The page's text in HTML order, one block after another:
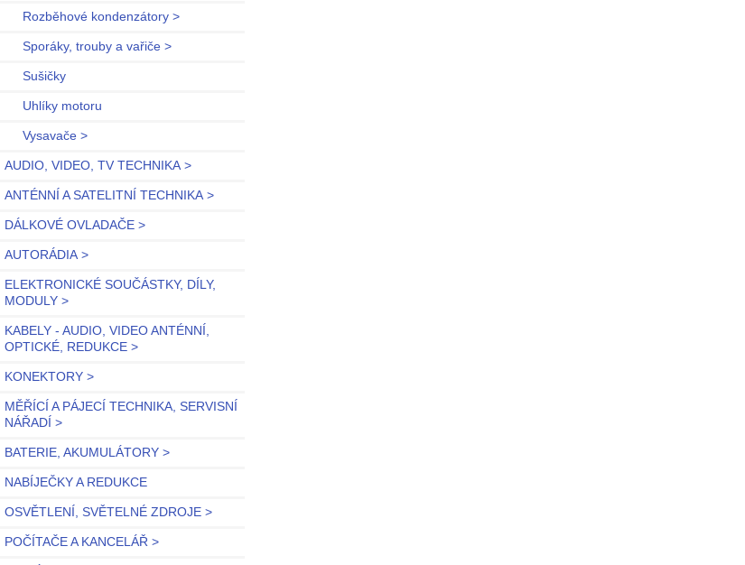
Rozběhové kondenzátory >
Sporáky, trouby a vařiče >
Sušičky
Uhlíky motoru
Vysavače >
AUDIO, VIDEO, TV TECHNIKA >
ANTÉNNÍ A SATELITNÍ TECHNIKA >
DÁLKOVÉ OVLADAČE >
AUTORÁDIA >
ELEKTRONICKÉ SOUČÁSTKY, DÍLY,
MODULY >
KABELY - AUDIO, VIDEO ANTÉNNÍ,
OPTICKÉ, REDUKCE >
KONEKTORY >
MĚŘÍCÍ A PÁJECÍ TECHNIKA, SERVISNÍ
NÁŘADÍ >
BATERIE, AKUMULÁTORY >
NABÍJEČKY A REDUKCE
OSVĚTLENÍ, SVĚTELNÉ ZDROJE >
POČÍTAČE A KANCELÁŘ >